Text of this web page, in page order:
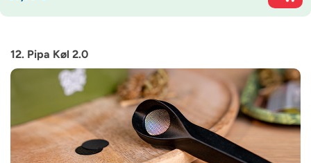
12. Pipa Køl 2.0